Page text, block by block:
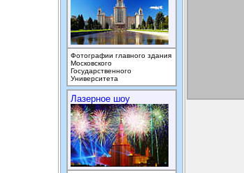
Фотографии главного здания
Московского
Государственного
Университета
Лазерное шоу